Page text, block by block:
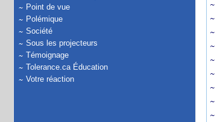
Point de vue
Polémique
Société
Sous les projecteurs
Témoignage
Tolerance.ca Éducation
Votre réaction